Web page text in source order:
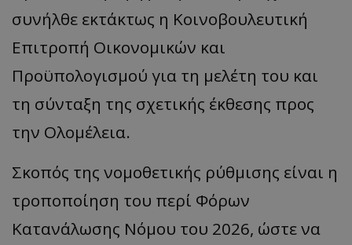
συνήλθε εκτάκτως η Κοινοβουλευτική
Επιτροπή Οικονομικών και
Προϋπολογισμού για τη μελέτη του και
τη σύνταξη της σχετικής έκθεσης προς
την Ολομέλεια.
Σκοπός της νομοθετικής ρύθμισης είναι η
τροποποίηση του περί Φόρων
Κατανάλωσης Νόμου του 2026, ώστε να